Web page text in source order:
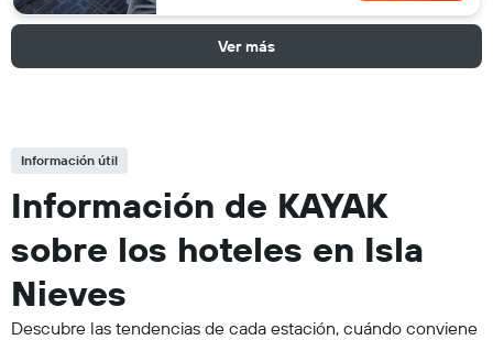
Ver más
Información útil
Información de KAYAK
sobre los hoteles en Isla
Nieves
Descubre las tendencias de cada estación, cuándo conviene